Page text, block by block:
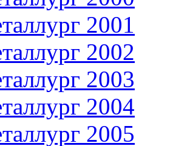
2001
2002
2003
2004
2005